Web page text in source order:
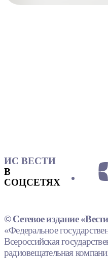
ИС ВЕСТИ
В
СОЦСЕТЯХ
© Сетевое издание
«Федеральное
Всероссийская
радиовещательная